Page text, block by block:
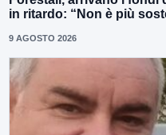
in ritardo: “Non è più
9 AGOSTO 2026